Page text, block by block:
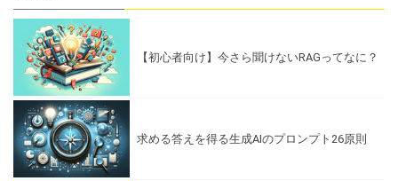
【初心者向け】今さら聞けないRAGってなに？
求める答えを得る生成AIのプロンプト26原則